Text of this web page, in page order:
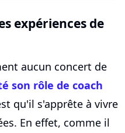
expériences de
aucun concert de
son rôle de coach
qu'il s'apprête à vivre
En effet, comme il